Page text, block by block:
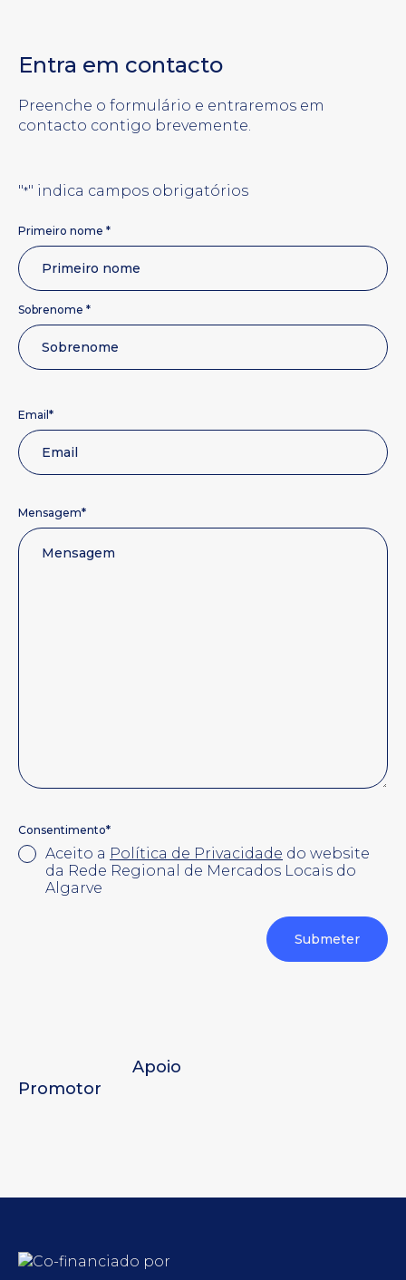
Entra em contacto
Preenche o formulário e entraremos em
contacto contigo brevemente.
"*" indica campos obrigatórios
Nome
Primeiro nome *
Sobrenome *
Email *
Mensagem*
Consentimento*
Aceito a Política de Privacidade do website
da Rede Regional de Mercados Locais do
Algarve
Promotor
Apoio